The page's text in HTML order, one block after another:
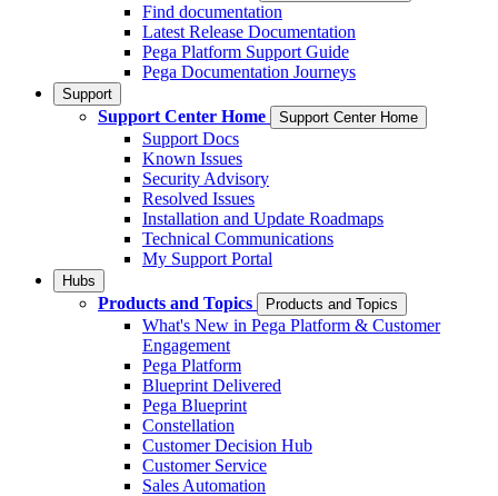
Find documentation
Latest Release Documentation
Pega Platform Support Guide
Pega Documentation Journeys
Support
Support Center Home Support Center Home
Support Docs
Known Issues
Security Advisory
Resolved Issues
Installation and Update Roadmaps
Technical Communications
My Support Portal
Hubs
Products and Topics Products and Topics
What's New in Pega Platform & Customer
Engagement
Pega Platform
Blueprint Delivered
Pega Blueprint
Constellation
Customer Decision Hub
Customer Service
Sales Automation